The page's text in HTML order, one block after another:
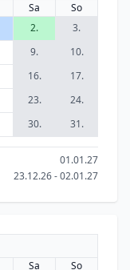
Sa
So
2.
3.
9.
10.
16.
17.
23.
24.
30. 31.
01.01.27
23.12.26 - 02.01.27
Sa
So